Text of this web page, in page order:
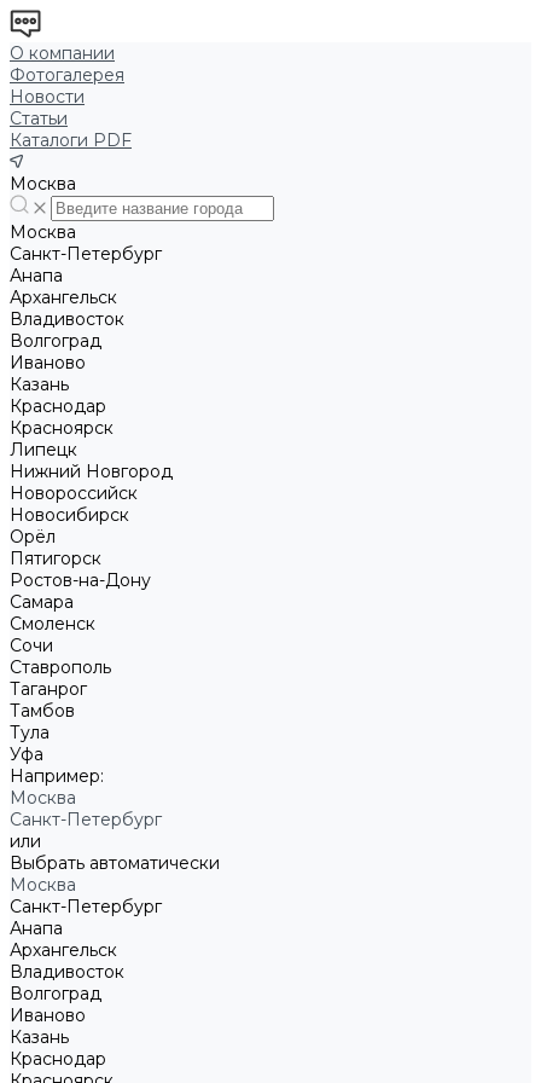
О компании
Фотогалерея
Новости
Статьи
Каталоги PDF
Москва
Москва
Санкт-Петербург
Анапа
Архангельск
Владивосток
Волгоград
Иваново
Казань
Краснодар
Красноярск
Липецк
Нижний Новгород
Новороссийск
Новосибирск
Орёл
Пятигорск
Ростов-на-Дону
Самара
Смоленск
Сочи
Ставрополь
Таганрог
Тамбов
Тула
Уфа
Например:
Москва
Санкт-Петербург
или
Выбрать автоматически
Москва
Санкт-Петербург
Анапа
Архангельск
Владивосток
Волгоград
Иваново
Казань
Краснодар